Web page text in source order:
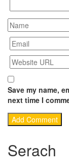
Save my name,
next time I
Serach